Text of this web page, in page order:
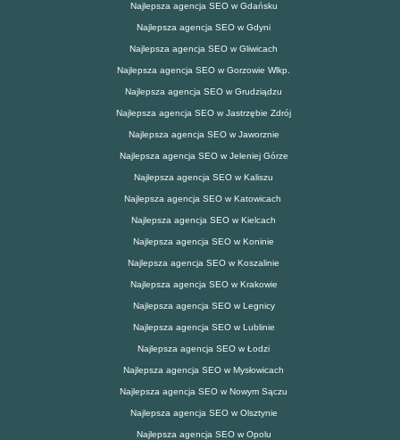
Najlepsza agencja SEO w Gdańsku
Najlepsza agencja SEO w Gdyni
Najlepsza agencja SEO w Gliwicach
Najlepsza agencja SEO w Gorzowie Wlkp.
Najlepsza agencja SEO w Grudziądzu
Najlepsza agencja SEO w Jastrzębie Zdrój
Najlepsza agencja SEO w Jaworznie
Najlepsza agencja SEO w Jeleniej Górze
Najlepsza agencja SEO w Kaliszu
Najlepsza agencja SEO w Katowicach
Najlepsza agencja SEO w Kielcach
Najlepsza agencja SEO w Koninie
Najlepsza agencja SEO w Koszalinie
Najlepsza agencja SEO w Krakowie
Najlepsza agencja SEO w Legnicy
Najlepsza agencja SEO w Lublinie
Najlepsza agencja SEO w Łodzi
Najlepsza agencja SEO w Mysłowicach
Najlepsza agencja SEO w Nowym Sączu
Najlepsza agencja SEO w Olsztynie
Najlepsza agencja SEO w Opolu